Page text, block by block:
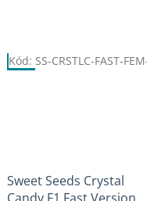
Tip
Sweet Seeds Crystal
Kód: SS-CRSTLC-FAST-